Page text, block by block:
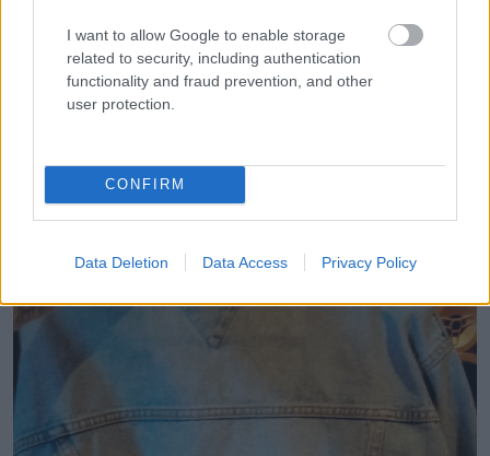
I want to allow Google to enable storage
related to security, including authentication
functionality and fraud prevention, and other
user protection.
CONFIRM
Data Deletion Data Access Privacy Policy
„Gyűjtöm a vintage Tommy Hilfiger ruhákat, és a kedvencem